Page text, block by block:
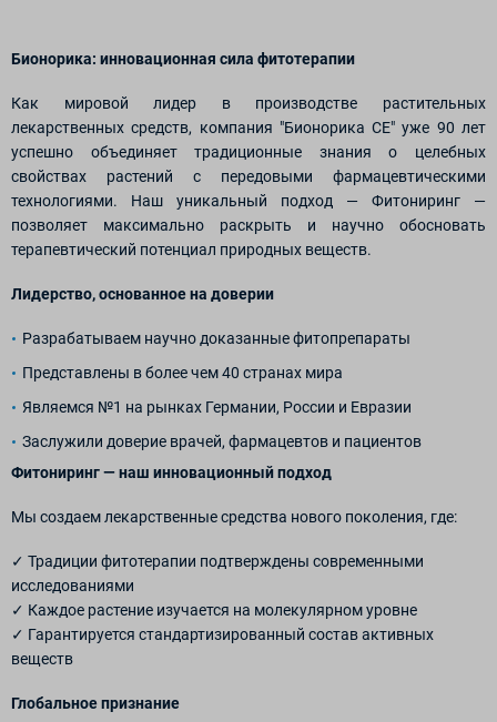
Бионорика: инновационная сила фитотерапии
Как мировой лидер в производстве растительных
лекарственных средств, компания "Бионорика СЕ" уже 90 лет
успешно объединяет традиционные знания о целебных
свойствах растений с передовыми фармацевтическими
технологиями. Наш уникальный подход — Фитониринг —
позволяет максимально раскрыть и научно обосновать
терапевтический потенциал природных веществ.
Лидерство, основанное на доверии
Разрабатываем научно доказанные фитопрепараты
Представлены в более чем 40 странах мира
Являемся №1 на рынках Германии, России и Евразии
Заслужили доверие врачей, фармацевтов и пациентов
Фитониринг — наш инновационный подход
Мы создаем лекарственные средства нового поколения, где:
✓ Традиции фитотерапии подтверждены современными
исследованиями
✓ Каждое растение изучается на молекулярном уровне
✓ Гарантируется стандартизированный состав активных
веществ
Глобальное признание